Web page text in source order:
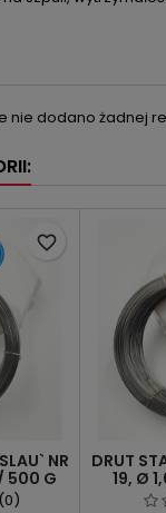
nie dodano żadnej
NR
500 G
(0)
favorite_border
DRUT
19, Ø